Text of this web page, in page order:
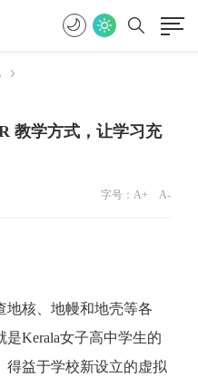
教学方式，让学习充
字号： A+ A-
地核、地幔和地壳等各
Kerala女子高中学生的
得益于学校新设立的虚拟